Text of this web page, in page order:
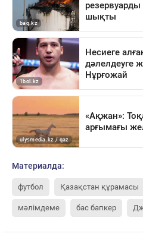
Материалда:
футбол Қазақстан құрамасы
мәлімдеме бас бапкер